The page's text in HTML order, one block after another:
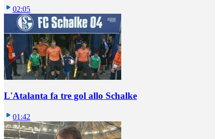
02:05
L'Atalanta fa tre gol allo Schalke
01:42